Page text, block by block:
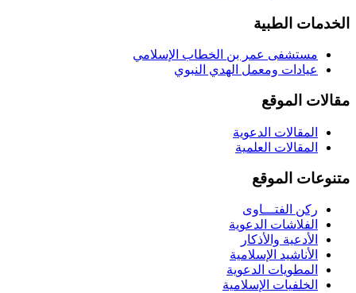
الخدمات الطبية
مستشفى عمر بن الخطاب الإسلامي
عيادات ومعمل الهدي النبوي
مقالات الموقع
المقالات الدعوية
المقالات العلمية
متنوعات الموقع
ركن الفتـــاوى
الفلاشات الدعوية
الأدعية والأذكار
الأناشيد الإسلامية
المطويات الدعوية
الخلفيات الإسلامية